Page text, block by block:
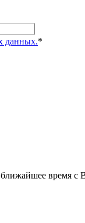
данных.*
время с